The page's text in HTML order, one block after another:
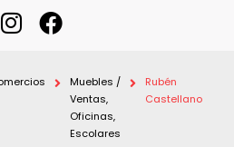
Muebles /
Ventas,
Oficinas,
Escolares
Rubén
Castellano